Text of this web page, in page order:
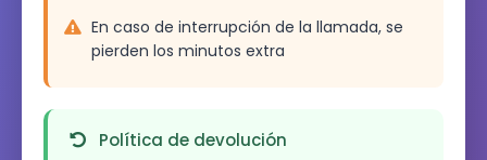
En caso de interrupción de la llamada, se
pierden los minutos extra
Política de devolución